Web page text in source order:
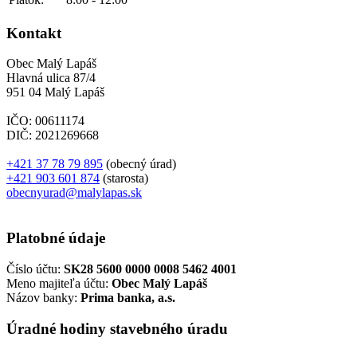
Kontakt
Obec Malý Lapáš
Hlavná ulica 87/4
951 04 Malý Lapáš
IČO: 00611174
DIČ: 2021269668
+421 37 78 79 895 (obecný úrad)
+421 903 601 874 (starosta)
obecnyurad@malylapas.sk
Platobné údaje
Číslo účtu: SK28 5600 0000 0008 5462 4001
Meno majiteľa účtu: Obec Malý Lapáš
Názov banky: Prima banka, a.s.
Úradné hodiny stavebného úradu